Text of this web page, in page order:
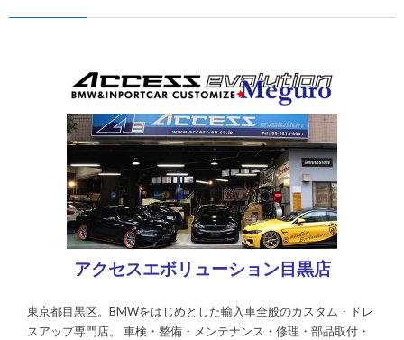
アクセスエボリューション目黒店
東京都目黒区。BMWをはじめとした輸入車全般のカスタム・ドレ
スアップ専門店。 車検・整備・メンテナンス・修理・部品取付・